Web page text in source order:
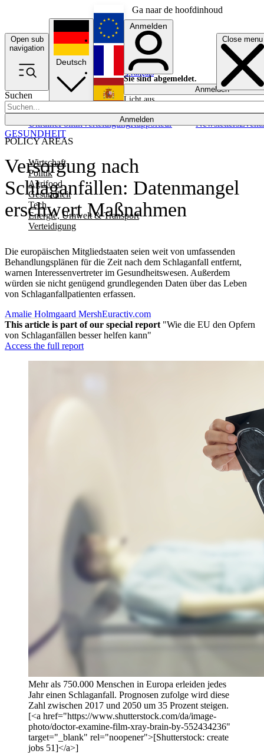
Ga naar de hoofdinhoud
Open sub
navigation
Close menu
Suchen
Anmelden
POLICY AREAS
Wirtschaft
Politik
Agrifood
Gesundheit
Tech
Energie, Umwelt & Transport
Verteidigung
UkrainePolitikVerteidigungRapporteur NewslettersEvents
Deutsch
English
Français
Anmelden
Sie sind abgemeldet.
Anmelden
Licht aus
Versorgung nach
Schlaganfällen: Datenmangel
erschwert Maßnahmen
Die europäischen Mitgliedstaaten seien weit von umfassenden
Behandlungsplänen für die Zeit nach dem Schlaganfall entfernt,
warnen Interessenvertreter im Gesundheitswesen. Außerdem
würden sie nicht genügend grundlegenden Daten über das Leben
von Schlaganfallpatienten erfassen.
GESUNDHEIT
Amalie Holmgaard MershEuractiv.com
This article is part of our special report "Wie die EU den Opfern
von Schlaganfällen besser helfen kann"
Access the full report
Mehr als 750.000 Menschen in Europa erleiden jedes
Jahr einen Schlaganfall. Prognosen zufolge wird diese
Zahl zwischen 2017 und 2050 um 35 Prozent steigen.
[<a href="https://www.shutterstock.com/da/image-
photo/doctor-examine-film-xray-brain-by-552434236"
target="_blank" rel="noopener">[Shutterstock: create
jobs 51]</a>]